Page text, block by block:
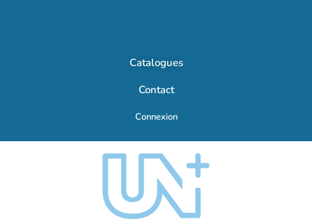
Catalogues
Contact
Connexion